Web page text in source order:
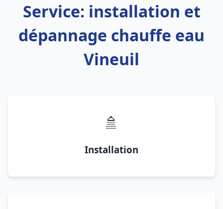
Service: installation et
dépannage chauffe eau
Vineuil
🚿
Installation